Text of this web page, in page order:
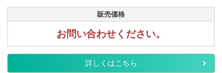
販売価格
お問い合わせください。
詳しくはこちら